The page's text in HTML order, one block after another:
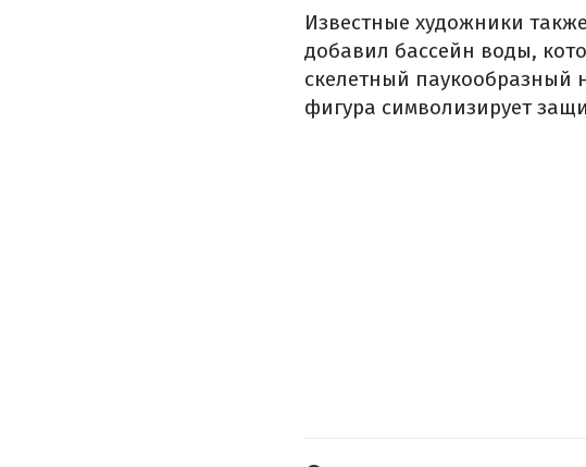
Известные художники также
добавил бассейн воды,
скелетный паукообразный
фигура символизирует